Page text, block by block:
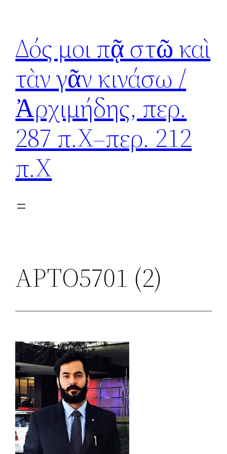
content
Δός μοι πᾷ στῶ καὶ
τὰν γᾶν κινάσω /
Ἀρχιμήδης, περ.
287 π.Χ–περ. 212
π.Χ
APTO5701 (2)